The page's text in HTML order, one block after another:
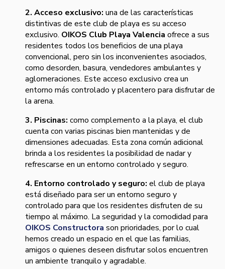
2. Acceso exclusivo: una de las características
distintivas de este club de playa es su acceso
exclusivo. OIKOS Club Playa Valencia ofrece a sus
residentes todos los beneficios de una playa
convencional, pero sin los inconvenientes asociados,
como desorden, basura, vendedores ambulantes y
aglomeraciones. Este acceso exclusivo crea un
entorno más controlado y placentero para disfrutar de
la arena.
3. Piscinas: como complemento a la playa, el club
cuenta con varias piscinas bien mantenidas y de
dimensiones adecuadas. Esta zona común adicional
brinda a los residentes la posibilidad de nadar y
refrescarse en un entorno controlado y seguro.
4. Entorno controlado y seguro: el club de playa
está diseñado para ser un entorno seguro y
controlado para que los residentes disfruten de su
tiempo al máximo. La seguridad y la comodidad para
OIKOS Constructora son prioridades, por lo cual
hemos creado un espacio en el que las familias,
amigos o quienes deseen disfrutar solos encuentren
un ambiente tranquilo y agradable.